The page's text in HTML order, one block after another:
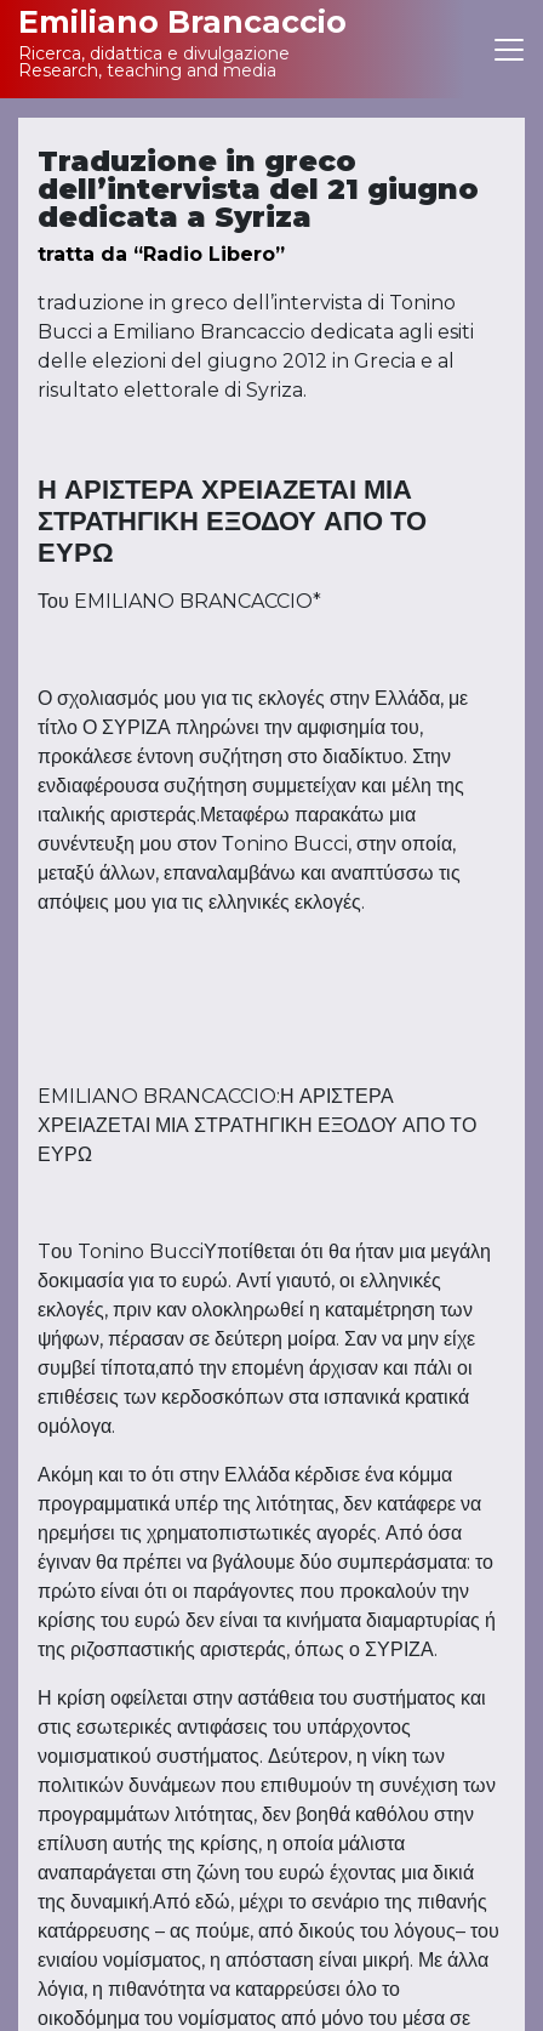
Main Navigation
Emiliano Brancaccio
Ricerca, didattica e divulgazione
Research, teaching and media
Traduzione in greco
dell’intervista del 21 giugno
dedicata a Syriza
tratta da “Radio Libero”
traduzione in greco dell’intervista di Tonino
Bucci a Emiliano Brancaccio dedicata agli esiti
delle elezioni del giugno 2012 in Grecia e al
risultato elettorale di Syriza.
Η ΑΡΙΣΤΕΡΑ ΧΡΕΙΑΖΕΤΑΙ ΜΙΑ
ΣΤΡΑΤΗΓΙΚΗ ΕΞΟΔΟΥ ΑΠΟ ΤΟ
ΕΥΡΩ
Του EMILIANO BRANCACCIO*
Ο σχολιασμός μου για τις εκλογές στην Ελλάδα, με
τίτλο Ο ΣΥΡΙΖΑ πληρώνει την αμφισημία του,
προκάλεσε έντονη συζήτηση στο διαδίκτυο. Στην
ενδιαφέρουσα συζήτηση συμμετείχαν και μέλη της
ιταλικής αριστεράς.Μεταφέρω παρακάτω μια
συνέντευξη μου στον Τonino Bucci, στην οποία,
μεταξύ άλλων, επαναλαμβάνω και αναπτύσσω τις
απόψεις μου για τις ελληνικές εκλογές.
EMILIANO BRANCACCIO:Η ΑΡΙΣΤΕΡΑ
ΧΡΕΙΑΖΕΤΑΙ ΜΙΑ ΣΤΡΑΤΗΓΙΚΗ ΕΞΟΔΟΥ ΑΠΟ ΤΟ
ΕΥΡΩ
Tου Tonino BucciΥποτίθεται ότι θα ήταν μια μεγάλη
δοκιμασία για το ευρώ. Αντί γιαυτό, οι ελληνικές
εκλογές, πριν καν ολοκληρωθεί η καταμέτρηση των
ψήφων, πέρασαν σε δεύτερη μοίρα. Σαν να μην είχε
συμβεί τίποτα,από την επομένη άρχισαν και πάλι οι
επιθέσεις των κερδοσκόπων στα ισπανικά κρατικά
ομόλογα.
Ακόμη και το ότι στην Ελλάδα κέρδισε ένα κόμμα
προγραμματικά υπέρ της λιτότητας, δεν κατάφερε να
ηρεμήσει τις χρηματοπιστωτικές αγορές. Από όσα
έγιναν θα πρέπει να βγάλουμε δύο συμπεράσματα: το
πρώτο είναι ότι οι παράγοντες που προκαλούν την
κρίσης του ευρώ δεν είναι τα κινήματα διαμαρτυρίας ή
της ριζοσπαστικής αριστεράς, όπως ο ΣΥΡΙΖΑ.
Η κρίση οφείλεται στην αστάθεια του συστήματος και
στις εσωτερικές αντιφάσεις του υπάρχοντος
νομισματικού συστήματος. Δεύτερον, η νίκη των
πολιτικών δυνάμεων που επιθυμούν τη συνέχιση των
προγραμμάτων λιτότητας, δεν βοηθά καθόλου στην
επίλυση αυτής της κρίσης, η οποία μάλιστα
αναπαράγεται στη ζώνη του ευρώ έχοντας μια δικιά
της δυναμική.Από εδώ, μέχρι το σενάριο της πιθανής
κατάρρευσης – ας πούμε, από δικούς του λόγους– του
ενιαίου νομίσματος, η απόσταση είναι μικρή. Με άλλα
λόγια, η πιθανότητα να καταρρεύσει όλο το
οικοδόμημα του νομίσματος από μόνο του μέσα σε